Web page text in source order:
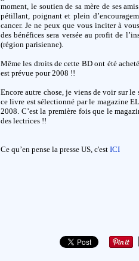
moment, le soutien de sa mère de ses
pétillant, poignant et plein
cancer. Je ne peux que vous inciter à
des bénéfices sera versée au profit de
(région parisienne).
Même les droits de cette BD ont été
est prévue pour 2008 !!
Encore autre chose, je viens de voir sur
ce livre est sélectionné par le magazine
2008. C’est la première fois que le
des lectrices !!
Ce qu’en pense la presse US, c'est ICI